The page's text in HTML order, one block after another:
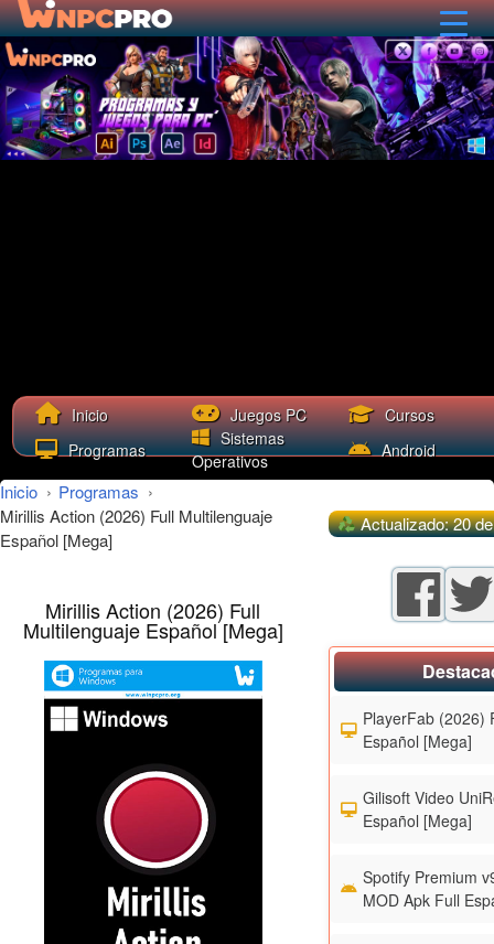
Inicio Juegos PC
Cursos
Programas
Sistemas
Operativos
Android
Inicio › Programas ›
Mirillis Action (2026) Full Multilenguaje
Español [Mega]
Mirillis Action (2026) Full
Multilenguaje Español [Mega]
Actualizado: 20
PlayerFab (2026)
Español [Mega]
Gilisoft Video
Español [Mega]
Spotify Premium
MOD Apk Full